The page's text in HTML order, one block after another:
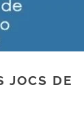
JOCS DE